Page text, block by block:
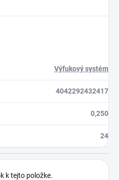
Výfukový systém
4042292432417
0,250
24
k tejto položke.